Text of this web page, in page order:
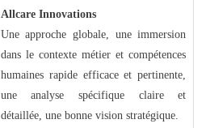
Allcare Innovations
Une approche globale, une immersion
dans le contexte métier et compétences
humaines rapide efficace et pertinente,
une analyse spécifique claire et
détaillée, une bonne vision stratégique.